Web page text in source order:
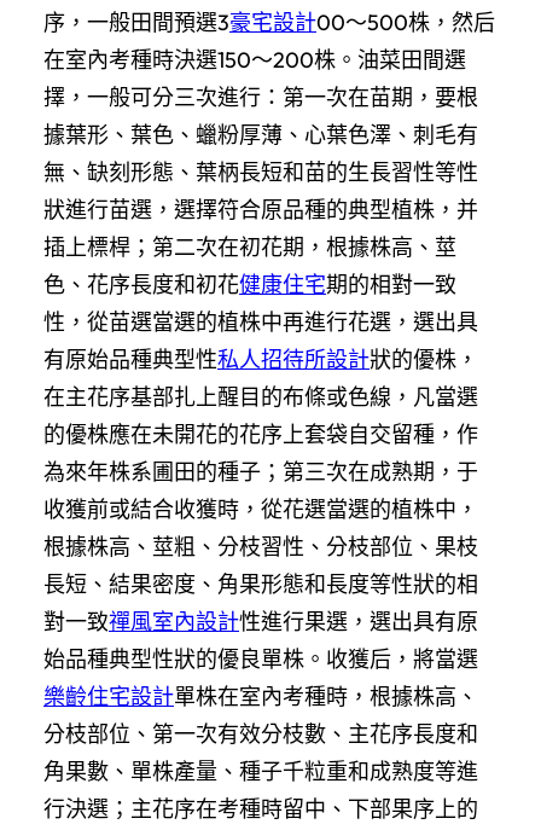
序，一般田間預選3豪宅設計00～500株，然后
在室內考種時決選150～200株。油菜田間選
擇，一般可分三次進行：第一次在苗期，要根
據葉形、葉色、蠟粉厚薄、心葉色澤、刺毛有
無、缺刻形態、葉柄長短和苗的生長習性等性
狀進行苗選，選擇符合原品種的典型植株，并
插上標桿；第二次在初花期，根據株高、莖
色、花序長度和初花健康住宅期的相對一致
性，從苗選當選的植株中再進行花選，選出具
有原始品種典型性私人招待所設計狀的優株，
在主花序基部扎上醒目的布條或色線，凡當選
的優株應在未開花的花序上套袋自交留種，作
為來年株系圃田的種子；第三次在成熟期，于
收獲前或結合收獲時，從花選當選的植株中，
根據株高、莖粗、分枝習性、分枝部位、果枝
長短、結果密度、角果形態和長度等性狀的相
對一致禪風室內設計性進行果選，選出具有原
始品種典型性狀的優良單株。收獲后，將當選
樂齡住宅設計單株在室內考種時，根據株高、
分枝部位、第一次有效分枝數、主花序長度和
角果數、單株產量、種子千粒重和成熟度等進
行決選；主花序在考種時留中、下部果序上的